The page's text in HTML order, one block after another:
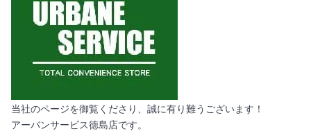
当社のページを御覧くださり、誠に有り難うございます！
アーバンサービス徳島店です。